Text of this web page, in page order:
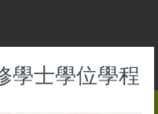
學士學位學程